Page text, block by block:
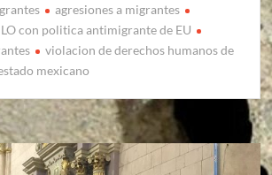
agresiones a migrantes
con politica antimigrante de EU
violacion de derechos humanos de
mexicano